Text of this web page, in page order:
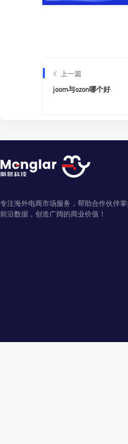
上一篇
joom与ozon哪个好
专注海外电商市场服务，帮助合作伙伴
前沿数据，创造广阔的商业价值！